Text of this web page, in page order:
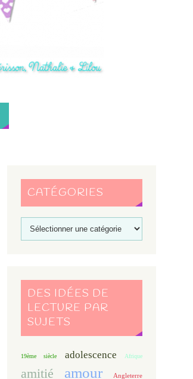
CATÉGORIES
DES IDÉES DE
LECTURE PAR
SUJETS
19ème siècle adolescence Afrique
amitié amour Angleterre